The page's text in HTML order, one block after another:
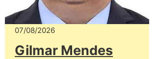
07/08/2026
Gilmar Mendes